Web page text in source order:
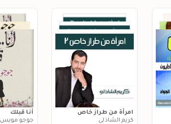
امرأة من طراز خاص
كريم الشاذلي
أنا قبلك
جوجو مويس